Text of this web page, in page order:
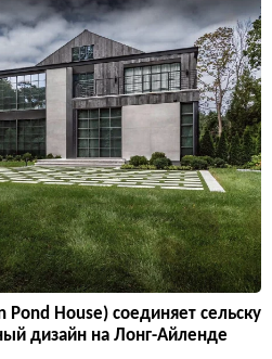
House) соединяет сельску
дизайн на Лонг-Айленде